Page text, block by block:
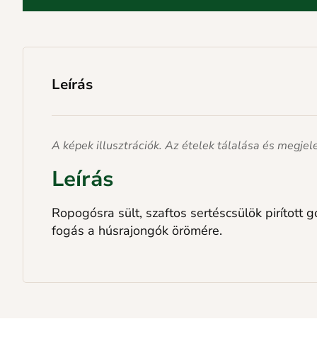
Leírás
A képek illusztrációk. Az ételek tálalása és
Leírás
Ropogósra sült, szaftos sertéscsülök pirított
fogás a húsrajongók örömére.